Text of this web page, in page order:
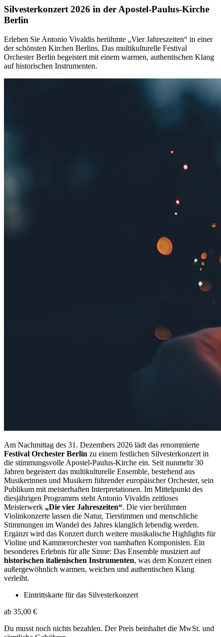
Silvesterkonzert 2026 in der Apostel-Paulus-Kirche
Berlin
Erleben Sie Antonio Vivaldis berühmte „Vier Jahreszeiten“ in einer
der schönsten Kirchen Berlins. Das multikulturelle Festival
Orchester Berlin begeistert mit einem warmen, authentischen Klang
auf historischen Instrumenten.
Am Nachmittag des 31. Dezembers 2026 lädt das renommierte
Festival Orchester Berlin zu einem festlichen Silvesterkonzert in
die stimmungsvolle Apostel-Paulus-Kirche ein. Seit nunmehr 30
Jahren begeistert das multikulturelle Ensemble, bestehend aus
Musikerinnen und Musikern führender europäischer Orchester, sein
Publikum mit meisterhaften Interpretationen. Im Mittelpunkt des
diesjährigen Programms steht Antonio Vivaldis zeitloses
Meisterwerk „Die vier Jahreszeiten“. Die vier berühmten
Violinkonzerte lassen die Natur, Tierstimmen und menschliche
Stimmungen im Wandel des Jahres klanglich lebendig werden.
Ergänzt wird das Konzert durch weitere musikalische Highlights für
Violine und Kammerorchester von namhaften Komponisten. Ein
besonderes Erlebnis für alle Sinne: Das Ensemble musiziert auf
historischen italienischen Instrumenten, was dem Konzert einen
außergewöhnlich warmen, weichen und authentischen Klang
verleiht.
Eintrittskarte für das Silvesterkonzert
ab 35,00 €
Du musst noch nichts bezahlen. Der Preis beinhaltet die MwSt. und